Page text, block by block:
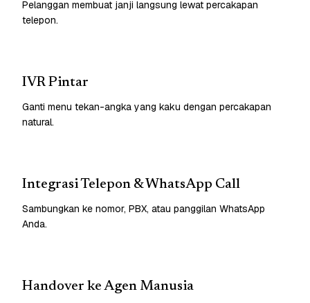
Pelanggan membuat janji langsung lewat percakapan
telepon.
IVR Pintar
Ganti menu tekan-angka yang kaku dengan percakapan
natural.
Integrasi Telepon & WhatsApp Call
Sambungkan ke nomor, PBX, atau panggilan WhatsApp
Anda.
Handover ke Agen Manusia